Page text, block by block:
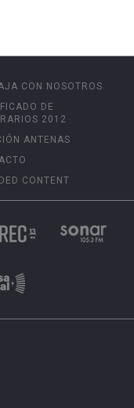
CON NOSOTROS
DE
2012
ANTENAS
CONTENT